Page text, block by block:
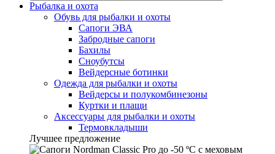
Рыбалка и охота
Обувь для рыбалки и охоты
Сапоги ЭВА
Забродные сапоги
Бахилы
Сноубутсы
Вейдерсные ботинки
Одежда для рыбалки и охоты
Вейдерсы и полукомбинезоны
Куртки и плащи
Аксессуары для рыбалки и охоты
Термовкладыши
Лучшее предложение